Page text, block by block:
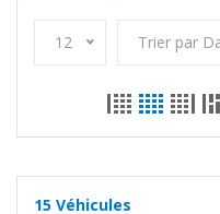
12 Trier par
15 Véhicules